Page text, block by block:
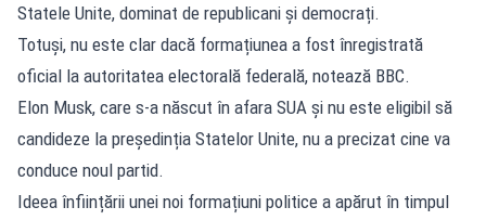
Statele Unite, dominat de republicani și democrați.
Totuși, nu este clar dacă formațiunea a fost înregistrată
oficial la autoritatea electorală federală, notează BBC.
Elon Musk, care s-a născut în afara SUA și nu este eligibil să
candideze la președinția Statelor Unite, nu a precizat cine va
conduce noul partid.
Ideea înființării unei noi formațiuni politice a apărut în timpul